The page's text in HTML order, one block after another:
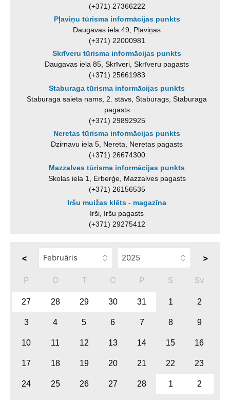
(+371) 27366222
Pļaviņu tūrisma informācijas punkts
Daugavas iela 49, Pļaviņas
(+371) 22000981
Skrīveru tūrisma informācijas punkts
Daugavas iela 85, Skrīveri, Skrīveru pagasts
(+371) 25661983
Staburaga tūrisma informācijas punkts
Staburaga saieta nams, 2. stāvs, Staburags, Staburaga
pagasts
(+371) 29892925
Neretas tūrisma informācijas punkts
Dzirnavu iela 5, Nereta, Neretas pagasts
(+371) 26674300
Mazzalves tūrisma informācijas punkts
Skolas iela 1, Ērberģe, Mazzalves pagasts
(+371) 26156535
Iršu muižas klēts - magazīna
Irši, Iršu pagasts
(+371) 29275412
< >
P O T C P S Sv
27 28 29 30 31 1 2
3 4 5 6 7 8 9
10 11 12 13 14 15 16
17 18 19 20 21 22 23
24 25 26 27 28 1 2